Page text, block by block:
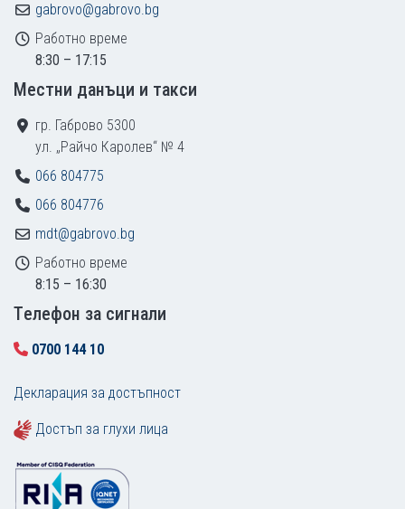
gabrovo@gabrovo.bg
Работно време
8:30 – 17:15
Местни данъци и такси
гр. Габрово 5300
ул. „Райчо Каролев“ № 4
066 804775
066 804776
mdt@gabrovo.bg
Работно време
8:15 – 16:30
Tелефон за сигнали
0700 144 10
Декларация за достъпност
Достъп за глухи лица